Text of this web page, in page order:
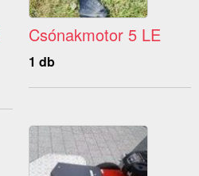
Csónakmotor 5 LE
1 db